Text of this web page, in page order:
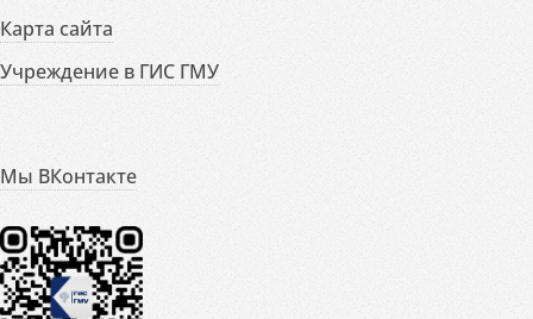
Карта сайта
Учреждение в ГИС ГМУ
Мы ВКонтакте